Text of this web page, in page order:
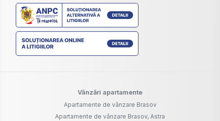
Vânzări apartamente
Apartamente de vânzare Brasov
Apartamente de vânzare Brasov, Astra